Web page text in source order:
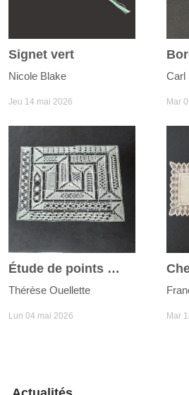
Signet vert
Nicole Blake
Jeu 14 mai 2026
Carl
Mar
Étude de points Milanaise
Thérèse Ouellette
Lun 04 mai 2026 Mar